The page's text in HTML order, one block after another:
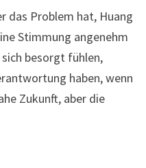
das Problem hat, Huang
Stimmung angenehm
besorgt fühlen,
haben, wenn
Zukunft, aber die